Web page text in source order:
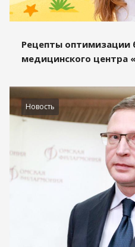
Рецепты оптимизации
медицинского центра
Новость